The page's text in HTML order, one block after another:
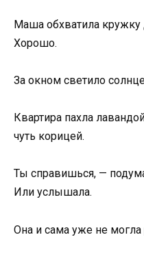
Маша обхватила кружку
Хорошо.
За окном светило
Квартира пахла
чуть корицей.
Ты справишься, —
Или услышала.
Она и сама уже не могла